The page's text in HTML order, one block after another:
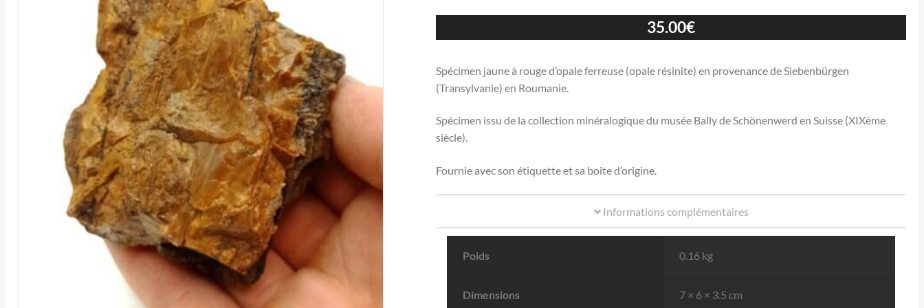
35.00€
Spécimen jaune à rouge d’opale ferreuse (opale résinite) en provenance de Siebenbürgen
(Transylvanie) en Roumanie.
Spécimen issu de la collection minéralogique du musée Bally de Schönenwerd en Suisse (XIXème
siècle).
Fournie avec son étiquette et sa boite d’origine.
Informations complémentaires
Poids 0.16 kg
Dimensions 7 × 6 × 3.5 cm